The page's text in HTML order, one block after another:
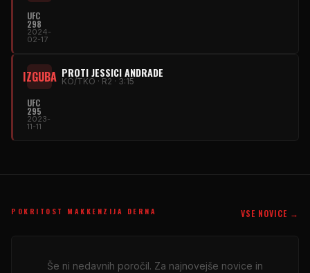
UFC
298
2024-
02-17
IZGUBA PROTI JESSICI ANDRADE
KO/TKO · R2 · 3:15
UFC
295
2023-
11-11
POKRITOST MAKKENZIJA DERNA VSE NOVICE →
Še ni nedavnih poročil. Za najnovejše novice in